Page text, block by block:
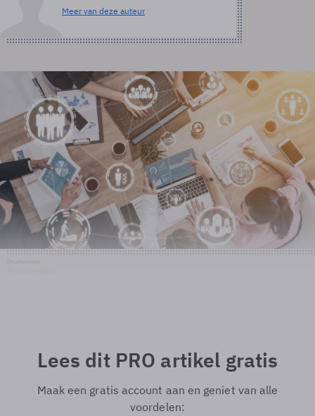
Meer van deze auteur
Lees dit PRO artikel gratis
Maak een gratis account aan en geniet van alle
voordelen: